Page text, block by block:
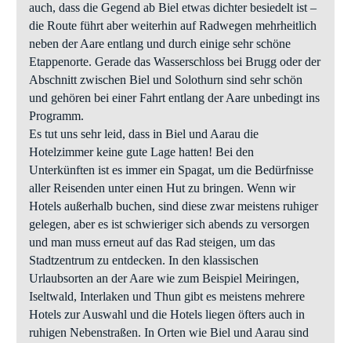
auch, dass die Gegend ab Biel etwas dichter besiedelt ist –
die Route führt aber weiterhin auf Radwegen mehrheitlich
neben der Aare entlang und durch einige sehr schöne
Etappenorte. Gerade das Wasserschloss bei Brugg oder der
Abschnitt zwischen Biel und Solothurn sind sehr schön
und gehören bei einer Fahrt entlang der Aare unbedingt ins
Programm.
Es tut uns sehr leid, dass in Biel und Aarau die
Hotelzimmer keine gute Lage hatten! Bei den
Unterkünften ist es immer ein Spagat, um die Bedürfnisse
aller Reisenden unter einen Hut zu bringen. Wenn wir
Hotels außerhalb buchen, sind diese zwar meistens ruhiger
gelegen, aber es ist schwieriger sich abends zu versorgen
und man muss erneut auf das Rad steigen, um das
Stadtzentrum zu entdecken. In den klassischen
Urlaubsorten an der Aare wie zum Beispiel Meiringen,
Iseltwald, Interlaken und Thun gibt es meistens mehrere
Hotels zur Auswahl und die Hotels liegen öfters auch in
ruhigen Nebenstraßen. In Orten wie Biel und Aarau sind